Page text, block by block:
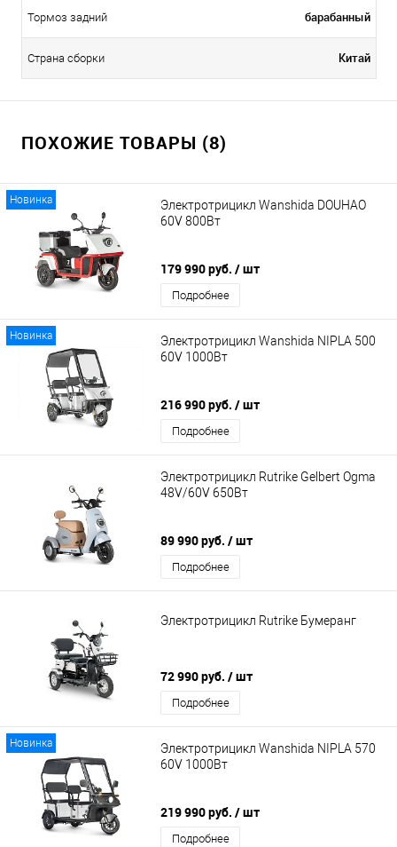
Тормоз задний барабанный
Страна сборки Китай
ПОХОЖИЕ ТОВАРЫ (8)
Новинка
Электротрицикл Wanshida DOUHAO
60V 800Вт
179 990 руб. / шт
Подробнее
Новинка
Электротрицикл Wanshida NIPLA 500
60V 1000Вт
216 990 руб. / шт
Подробнее
Электротрицикл Rutrike Gelbert Ogma
48V/60V 650Вт
89 990 руб. / шт
Подробнее
Электротрицикл Rutrike Бумеранг
72 990 руб. / шт
Подробнее
Новинка
Электротрицикл Wanshida NIPLA 570
60V 1000Вт
219 990 руб. / шт
Подробнее